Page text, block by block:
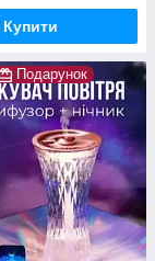
Купити
Подарунок